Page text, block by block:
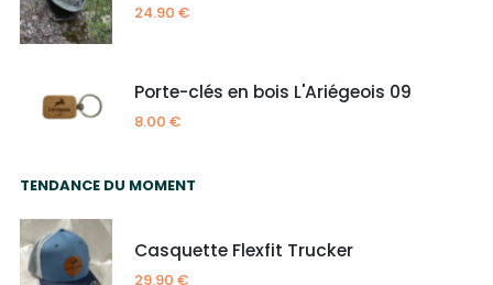
24.90 €
Porte-clés en bois L'Ariégeois 09
8.00 €
TENDANCE DU MOMENT
Casquette Flexfit Trucker
29.90 €